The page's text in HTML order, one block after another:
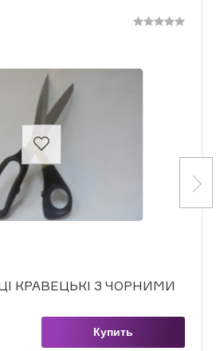
КРАВЕЦЬКІ З ЧОРНИМИ
Купить